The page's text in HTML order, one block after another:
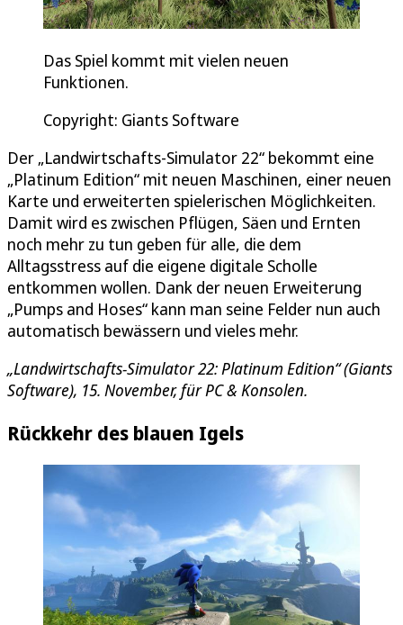
Das Spiel kommt mit vielen neuen
Funktionen.
Copyright: Giants Software
Der „Landwirtschafts-Simulator 22“ bekommt eine
„Platinum Edition“ mit neuen Maschinen, einer neuen
Karte und erweiterten spielerischen Möglichkeiten.
Damit wird es zwischen Pflügen, Säen und Ernten
noch mehr zu tun geben für alle, die dem
Alltagsstress auf die eigene digitale Scholle
entkommen wollen. Dank der neuen Erweiterung
„Pumps and Hoses“ kann man seine Felder nun auch
automatisch bewässern und vieles mehr.
„Landwirtschafts-Simulator 22: Platinum Edition“ (Giants
Software), 15. November, für PC & Konsolen.
Rückkehr des blauen Igels